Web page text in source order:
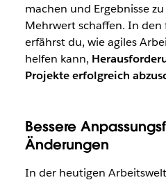
machen und Ergebnisse
Mehrwert schaffen. In
erfährst du, wie agiles
helfen kann,
Projekte erfolgreich
Bessere
Änderungen
In der heutigen